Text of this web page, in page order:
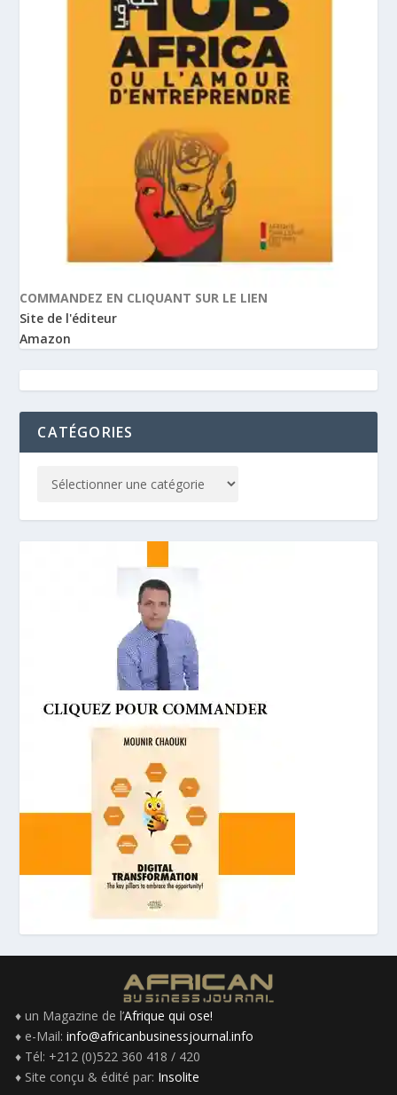
COMMANDEZ EN CLIQUANT SUR LE LIEN
Site de l'éditeur
Amazon
CATÉGORIES
♦ un Magazine de l’Afrique qui ose!
♦ e-Mail: info@africanbusinessjournal.info
♦ Tél: +212 (0)522 360 418 / 420
♦ Site conçu & édité par: Insolite